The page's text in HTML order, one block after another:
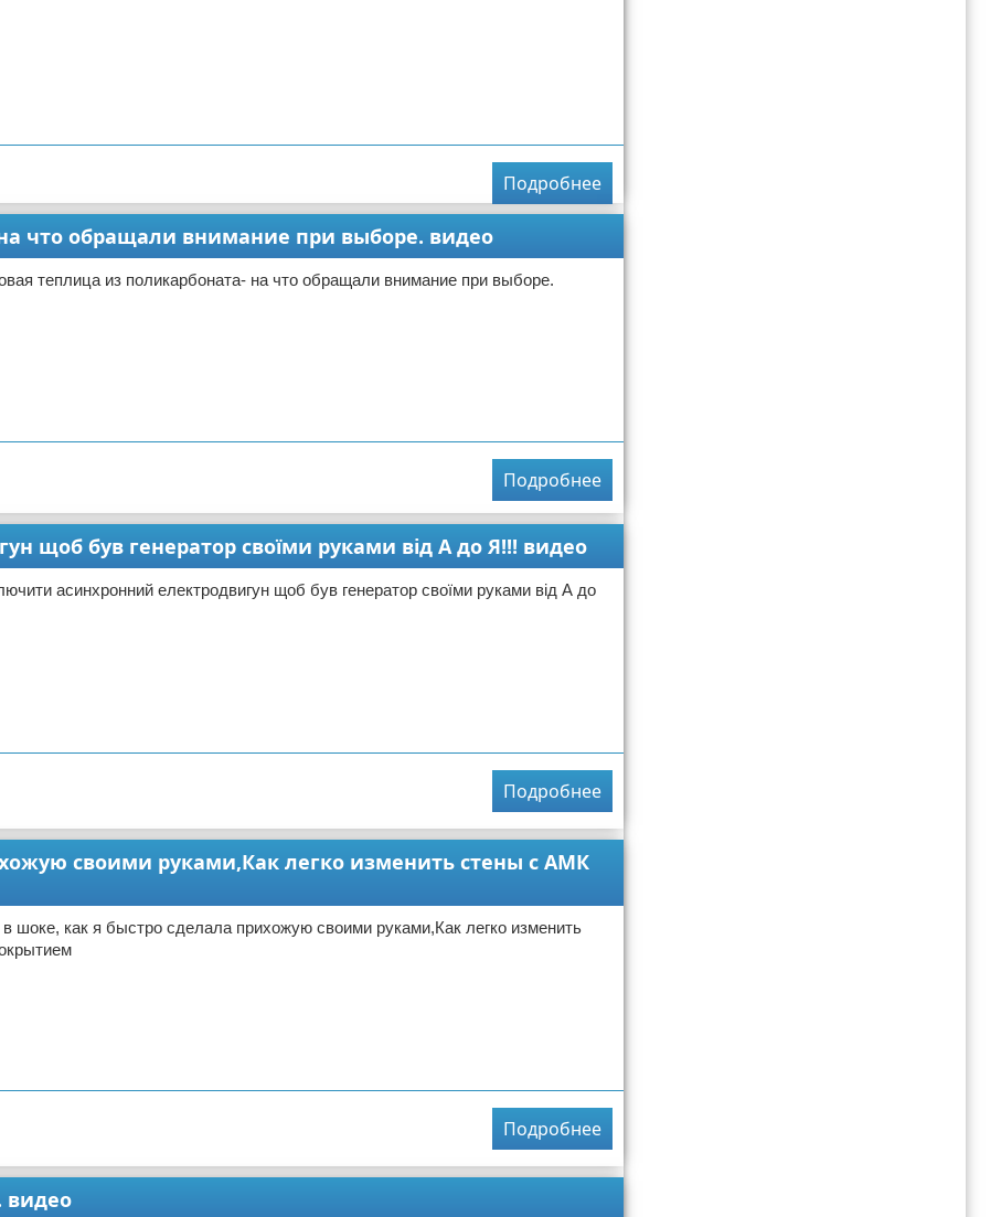
Подробнее
что обращали внимание при выборе. видео
теплица из поликарбоната- на что обращали внимание при выборе.
Подробнее
щоб був генератор своїми руками від А до Я!!! видео
асинхронний електродвигун щоб був генератор своїми руками від А до
Подробнее
своими руками,Как легко изменить стены с АМК
шоке, как я быстро сделала прихожую своими руками,Как легко изменить
Подробнее
видео